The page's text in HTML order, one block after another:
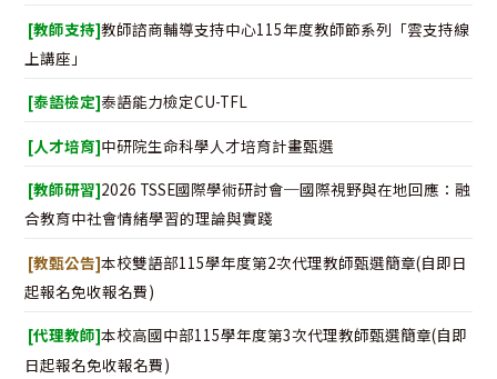
[教師支持]教師諮商輔導支持中心115年度教師節系列「雲支持線
上講座」
[泰語檢定]泰語能力檢定CU-TFL
[人才培育]中研院生命科學人才培育計畫甄選
[教師研習]2026 TSSE國際學術研討會─國際視野與在地回應：融
合教育中社會情緒學習的理論與實踐
[教甄公告]本校雙語部115學年度第2次代理教師甄選簡章(自即日
起報名免收報名費)
[代理教師]本校高國中部115學年度第3次代理教師甄選簡章(自即
日起報名免收報名費)